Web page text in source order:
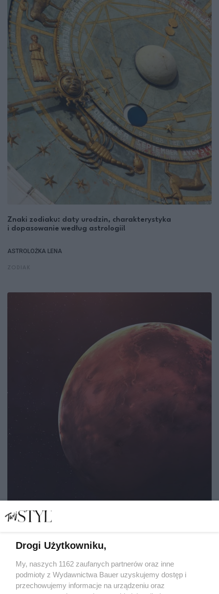
Znaki zodiaku: daty urodzin, charakterystyka
i dopasowanie według astrologii!
ASTROLOŻKA LENA
planet ma wpływać na nasze życie
MATYLDA NOWAK
Drogi Użytkowniku,
My, naszych 1162 zaufanych partnerów oraz inne
podmioty z Wydawnictwa Bauer uzyskujemy dostęp i
przechowujemy informacje na urządzeniu oraz